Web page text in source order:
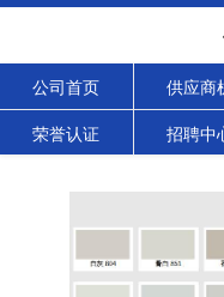
公司首页 供应商
荣誉认证 招聘中